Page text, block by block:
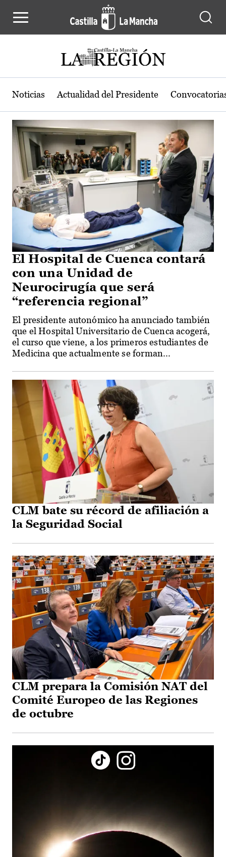
Actualidad de la región de Castilla-
Noticias Actualidad del Presidente
El Hospital de Cuenca contará
con una Unidad de
Neurocirugía que será
“referencia regional”
El presidente autonómico ha anunciado también
que el Hospital Universitario de Cuenca acogerá,
el curso que viene, a los primeros estudiantes de
Medicina que actualmente se forman...
CLM bate su récord de afiliación a
la Seguridad Social
CLM prepara la Comisión NAT del
Comité Europeo de las Regiones
de octubre